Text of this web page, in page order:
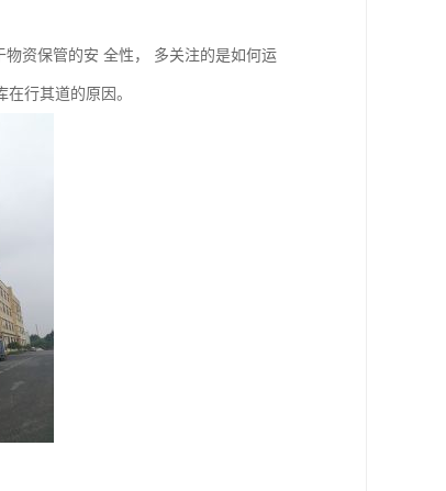
资保管的安 全性， 多关注的是如何运
行其道的原因。